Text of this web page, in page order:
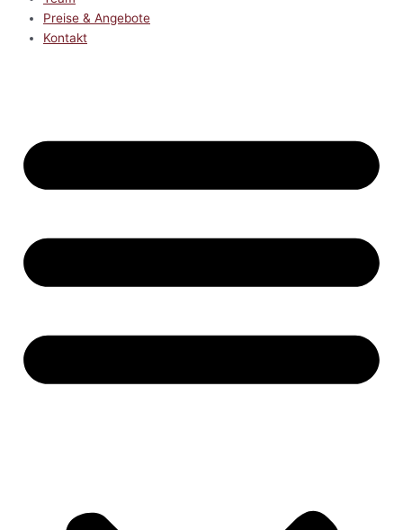
Preise & Angebote
Kontakt